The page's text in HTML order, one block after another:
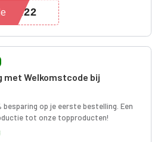
ER22
met Welkomstcode bij
besparing op je eerste bestelling. Een
tot onze topproducten!